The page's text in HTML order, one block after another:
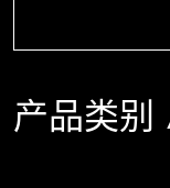
产品类别